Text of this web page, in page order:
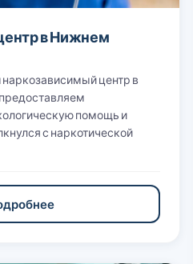
в Нижнем
центр в
помощь и
с наркотической